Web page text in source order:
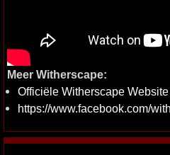
Meer Witherscape:
Officiële Witherscape Website
https://www.facebook.com/